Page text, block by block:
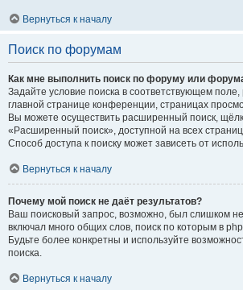
Вернуться к началу
Поиск по форумам
Как мне выполнить поиск по форуму или
Задайте условие поиска в соответствующем
главной странице конференции, страницах
Вы можете осуществить расширенный поиск,
«Расширенный поиск», доступной на всех
Способ доступа к поиску может зависеть от
Вернуться к началу
Почему мой поиск не даёт результатов?
Ваш поисковый запрос, возможно, был слишком
включал много общих слов, поиск по которым в
Будьте более конкретны и используйте
поиска.
Вернуться к началу